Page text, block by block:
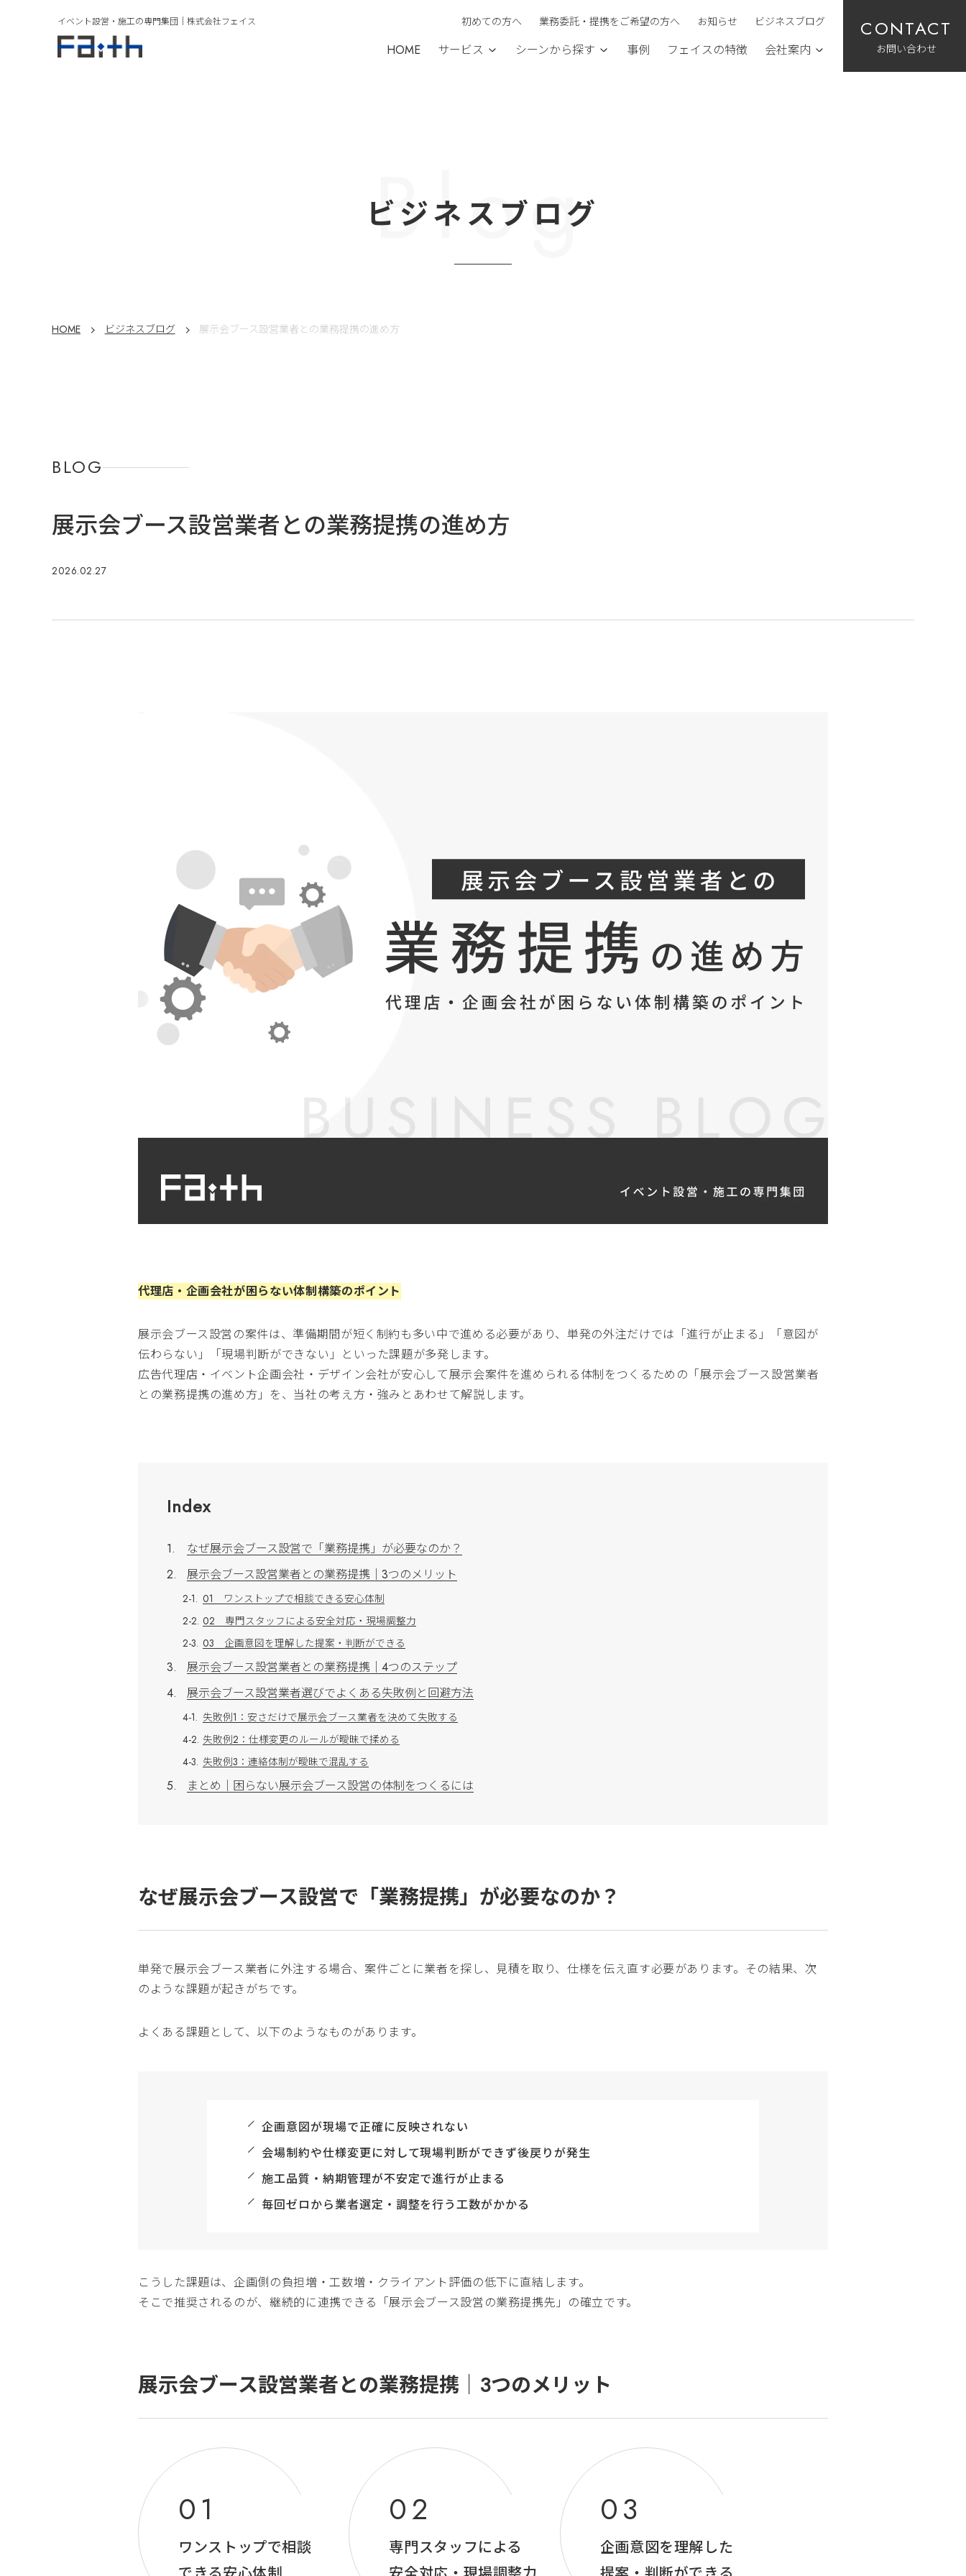
イベント設営・施工の専門集団｜ 株式会社フェイス 初めての方へ 業務委託・提携をご希望の方へ お知らせ
ビジネスブログ
お問い合わせ
HOME サービス シーンから探す 事例 フェイスの特徴 会社案内
Blog
ビジネスブログ
HOME ビジネスブログ 展示会ブース設営業者との業務提携の進め方
BLOG
展示会ブース設営業者との業務提携の進め方
2026.02.27
代理店・企画会社が困らない体制構築のポイント
展示会ブース設営の案件は、準備期間が短く制約も多い中で進める必要があり、単発の外注だけでは「進行が止まる」「意図が
伝わらない」「現場判断ができない」といった課題が多発します。
広告代理店・イベント企画会社・デザイン会社が安心して展示会案件を進められる体制をつくるための「展示会ブース設営業者
との業務提携の進め方」を、当社の考え方・強みとあわせて解説します。
Index
なぜ展示会ブース設営で「業務提携」が必要なのか？
展示会ブース設営業者との業務提携｜3つのメリット
01 ワンストップで相談できる安心体制
02 専門スタッフによる安全対応・現場調整力
03 企画意図を理解した提案・判断ができる
展示会ブース設営業者との業務提携｜4つのステップ
展示会ブース設営業者選びでよくある失敗例と回避方法
失敗例1：安さだけで展示会ブース業者を決めて失敗する
失敗例2：仕様変更のルールが曖昧で揉める
失敗例3：連絡体制が曖昧で混乱する
まとめ｜困らない展示会ブース設営の体制をつくるには
なぜ展示会ブース設営で「業務提携」が必要なのか？
単発で展示会ブース業者に外注する場合、案件ごとに業者を探し、見積を取り、仕様を伝え直す必要があります。その結果、次
のような課題が起きがちです。
よくある課題として、以下のようなものがあります。
企画意図が現場で正確に反映されない
会場制約や仕様変更に対して現場判断ができず後戻りが発生
施工品質・納期管理が不安定で進行が止まる
毎回ゼロから業者選定・調整を行う工数がかかる
こうした課題は、企画側の負担増・工数増・クライアント評価の低下に直結します。
そこで推奨されるのが、継続的に連携できる「展示会ブース設営の業務提携先」の確立です。
展示会ブース設営業者との業務提携｜3つのメリット
ワンストップで相談
専門スタッフによる
企画意図を理解した